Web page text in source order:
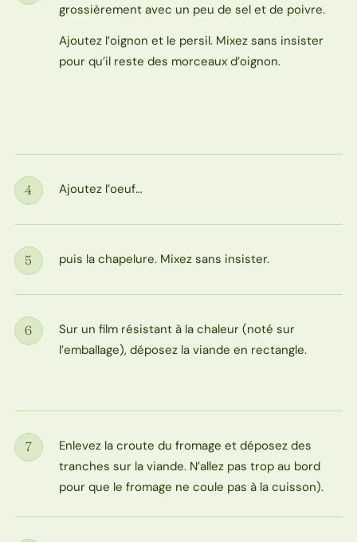
grossièrement avec un peu de sel et de poivre.
Ajoutez l’oignon et le persil. Mixez sans insister
pour qu’il reste des morceaux d’oignon.
Étape
4 Ajoutez l’oeuf…
Étape
5 puis la chapelure. Mixez sans insister.
Étape
6
Sur un film résistant à la chaleur (noté sur
l’emballage), déposez la viande en rectangle.
Étape
7
Enlevez la croute du fromage et déposez des
tranches sur la viande. N’allez pas trop au bord
pour que le fromage ne coule pas à la cuisson).